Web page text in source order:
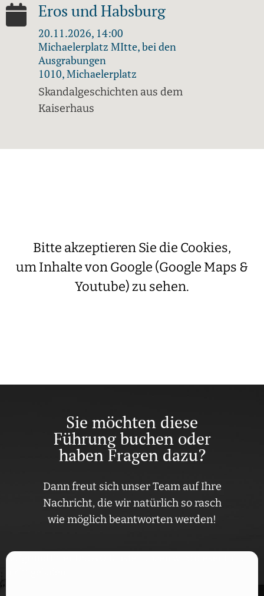
Eros und Habsburg
20.11.2026, 14:00
Michaelerplatz MItte, bei den
Ausgrabungen
1010, Michaelerplatz
Skandalgeschichten aus dem
Kaiserhaus
Bitte akzeptieren Sie die Cookies,
um Inhalte von Google (Google Maps &
Youtube) zu sehen.
Sie möchten diese
Führung buchen oder
haben Fragen dazu?
Dann freut sich unser Team auf Ihre
Nachricht, die wir natürlich so rasch
wie möglich beantworten werden!
Aufgrund Ihrer DSGVO Einstellungen wird dieser Inhalt